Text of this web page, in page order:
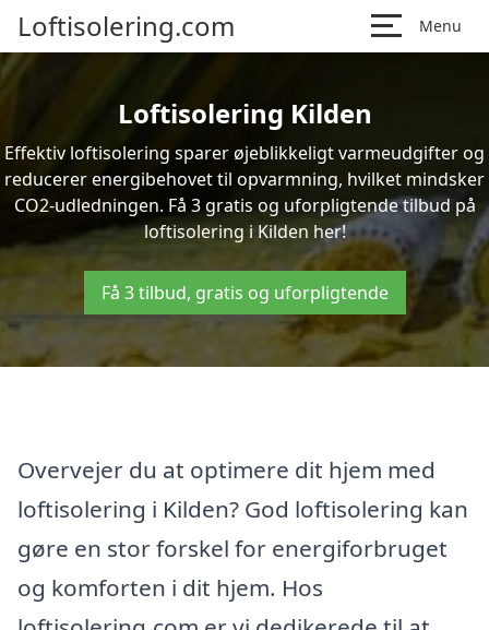
Loftisolering.com Menu
Loftisolering Kilden
Effektiv loftisolering sparer øjeblikkeligt varmeudgifter og
reducerer energibehovet til opvarmning, hvilket mindsker
CO2-udledningen. Få 3 gratis og uforpligtende tilbud på
loftisolering i Kilden her!
Få 3 tilbud, gratis og uforpligtende
Overvejer du at optimere dit hjem med
loftisolering i Kilden? God loftisolering kan
gøre en stor forskel for energiforbruget
og komforten i dit hjem. Hos